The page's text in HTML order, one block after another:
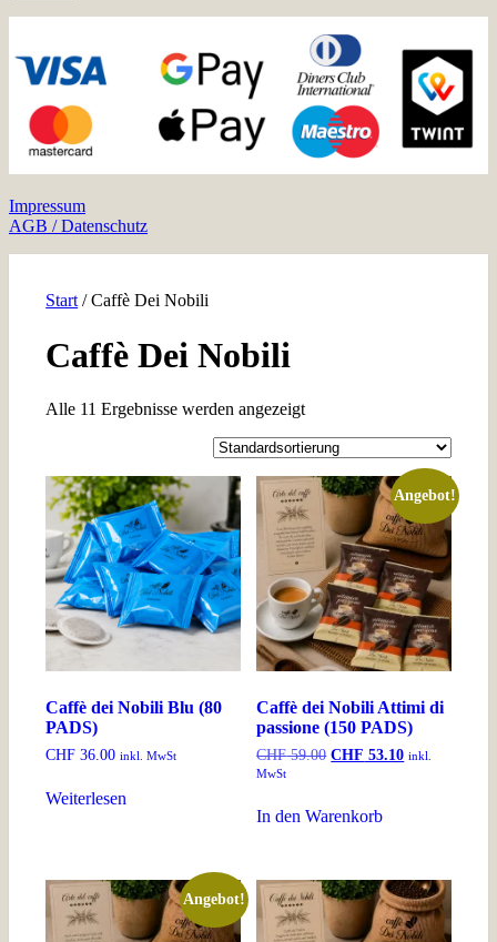
Impressum
AGB / Datenschutz
Start / Caffè Dei Nobili
Caffè Dei Nobili
Alle 11 Ergebnisse werden angezeigt
Caffè dei Nobili Blu (80
PADS)
CHF 36.00 inkl. MwSt
Weiterlesen
Angebot!
Caffè dei Nobili Attimi di
passione (150 PADS)
CHF59.00 Ursprünglicher
CHF 59.00
CHF 53.10Aktueller
inkl.
MwSt
In den Warenkorb
Angebot!